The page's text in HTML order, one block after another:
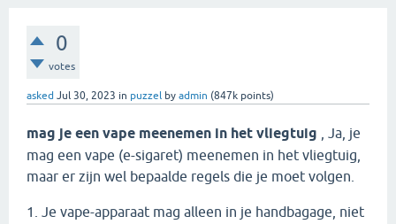
0
votes
asked Jul 30, 2023 in puzzel by admin (847k points)
mag je een vape meenemen in het vliegtuig
, Ja, je
mag een vape (e-sigaret) meenemen in het vliegtuig,
maar er zijn wel bepaalde regels die je moet volgen.
1. Je vape-apparaat mag alleen in je handbagage, niet